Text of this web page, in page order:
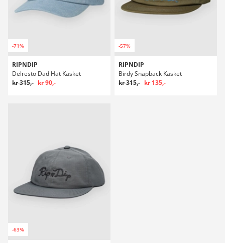
-71%
RIPNDIP
Delresto Dad Hat Kasket
kr 315,- kr 90,-
-57%
RIPNDIP
Birdy Snapback Kasket
kr 315,- kr 135,-
-63%